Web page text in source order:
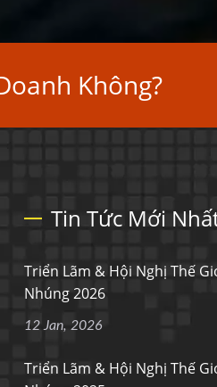
Không?
Tin Tức Mới
Triển Lãm & Hội Nghị Thế
Nhúng 2026
12 Jan, 2026
Triển Lãm & Hội Nghị Thế